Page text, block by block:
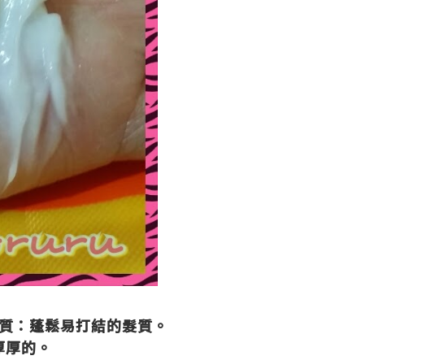
：蓬鬆易打結的髮質。
的。